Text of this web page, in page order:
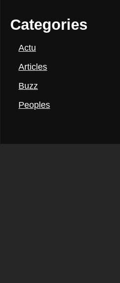
Categories
Actu
Articles
Buzz
Peoples